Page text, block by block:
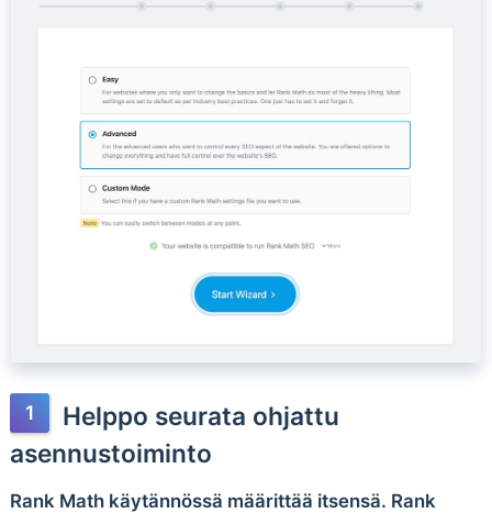
Helppo seurata ohjattu
asennustoiminto
Rank Math käytännössä määrittää itsensä. Rank